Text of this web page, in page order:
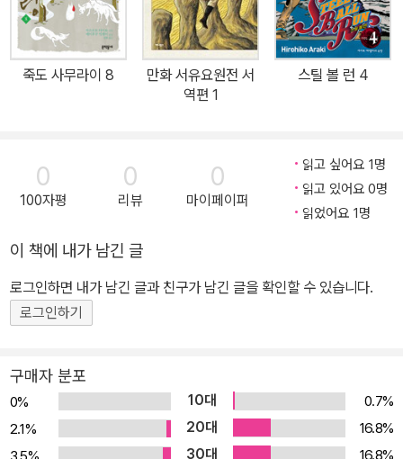
보여준 작품들 중에서도 가장 뛰어나다. 물론 이제까지 그의 작품에
서 보이던 ‘강함에 고뇌하는 주인공’ 또한 건재하다. 권투만화 『제로』
에서 우리가 만났던 고시마 미야비가 공존할 수 없는 강함과 순수함
을 함께 지녔듯이 『죽도 사무라이』에서도 우리는 귀신마저 베어버릴
대극이라는 설정 하나만으로도 두근두근하기엔 충분하지 않을까?●
제11회 일본문화청미디어예술제 만화부문 우수상 선정의 변우선, 표
지그림의 훌륭함에 매료된다. 뭔가에 홀린 듯 페이지를 넘기게 되며,
를 잘 아는 독자를 위해서 그린 작품이라고 할 수 있다.만화는 ‘컷의
예술’이다. 치밀하게 계산된 컷 속에 등장하는 각각의 캐릭터가 살아
있는 듯한 생동감을 놓치지 않고 그려냈다. 만화에는 빠뜨릴 수 없는
화화가 가능할지도 모른다는 기대를 품게 한다.● 줄거리나가야의 주
민들과 함께 순찰대를 조직해 살인범을 쫓는 세노의 앞에 정체불명의
복면 사내가 나타나는데… 한편 일엽편주에 몸을 싣고 에도에 입성한
죽도 사무라이 8
만화 서유요원전 서
역편 1
스틸 볼 런 4
0
100자평
0
리뷰
0
마이페이퍼
읽고 싶어요 1명
읽고 있어요 0명
읽었어요 1명
이 책에 내가 남긴 글
로그인하면 내가 남긴 글과 친구가 남긴 글을 확인할 수 있습니다.
로그인하기
구매자 분포
0% 10대
0.7%
2.1%
20대
16.8%
3.5%
30대
16.8%